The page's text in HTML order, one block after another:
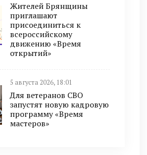
Жителей Брянщины
приглашают
присоединиться к
всероссийскому
движению «Время
открытий»
5 августа 2026, 18:01
Для ветеранов СВО
запустят новую кадровую
программу «Время
мастеров»